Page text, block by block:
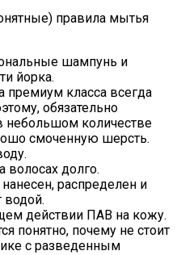
правила мытья
шампунь и
йорка.
премиум класса всегда
обязательно
небольшом количестве
смоченную шерсть.
волосах долго.
распределен и
водой.
действии ПАВ на кожу.
понятно, почему не стоит
с разведенным